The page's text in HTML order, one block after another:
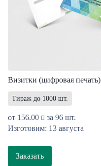
Визитки (цифровая печать)
Тираж до 1000 шт.
от 156.00
за 96 шт.
Изготовим: 13 августа
Заказать